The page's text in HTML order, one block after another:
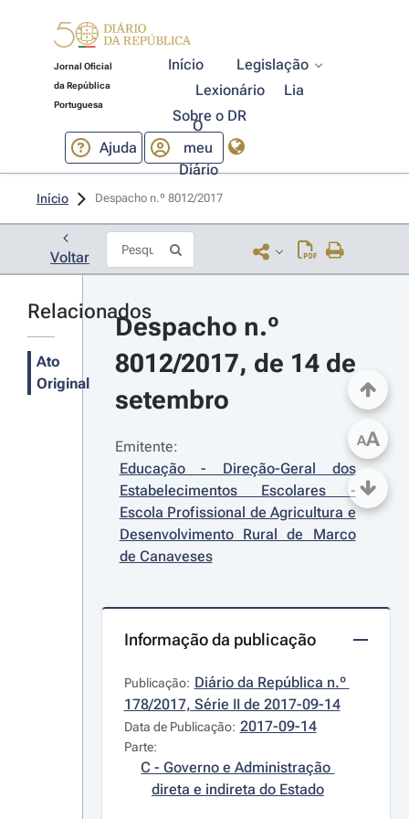
Jornal Oficial
da República
Portuguesa
Início
Legislação
Lexionário
Lia
Sobre o DR
Ajuda
O
meu
Diário
Início Despacho n.º 8012/2017
Voltar
Relacionados
Ato
Original
Despacho n.º
8012/2017, de 14 de
setembro
Emitente:
Educação - Direção-Geral dos
Estabelecimentos Escolares -
Escola Profissional de Agricultura e
Desenvolvimento Rural de Marco
de Canaveses
Informação da publicação
Publicação: Diário da República n.º
178/2017, Série II de 2017-09-14
Data de Publicação: 2017-09-14
Parte:
C - Governo e Administração
direta e indireta do Estado
AA